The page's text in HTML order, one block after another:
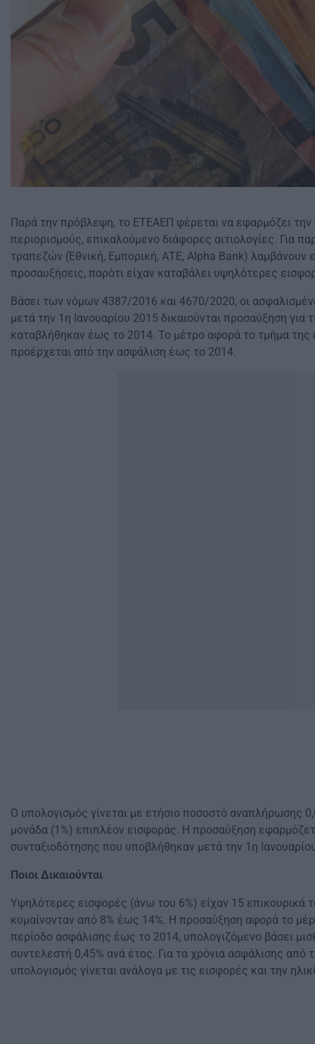
Παρά την πρόβλεψη, το ΕΤΕΑΕΠ φέρεται να εφαρμόζει
περιορισμούς, επικαλούμενο διάφορες αιτιολογίες. Για
τραπεζών (Εθνική, Εμπορική, ΑΤΕ, Alpha Bank) λαμβάνουν
προσαυξήσεις, παρότι είχαν καταβάλει υψηλότερες
Βάσει των νόμων 4387/2016 και 4670/2020, οι
μετά την 1η Ιανουαρίου 2015 δικαιούνται προσαύξηση για
καταβλήθηκαν έως το 2014. Το μέτρο αφορά το τμήμα της
προέρχεται από την ασφάλιση έως το 2014.
Ο υπολογισμός γίνεται με ετήσιο ποσοστό αναπλήρωσης
μονάδα (1%) επιπλέον εισφοράς. Η προσαύξηση
συνταξιοδότησης που υποβλήθηκαν μετά την 1η
Ποιοι Δικαιούνται
Υψηλότερες εισφορές (άνω του 6%) είχαν 15 επικουρικά
κυμαίνονταν από 8% έως 14%. Η προσαύξηση αφορά το
περίοδο ασφάλισης έως το 2014, υπολογιζόμενο βάσει
συντελεστή 0,45% ανά έτος. Για τα χρόνια ασφάλισης από
υπολογισμός γίνεται ανάλογα με τις εισφορές και την